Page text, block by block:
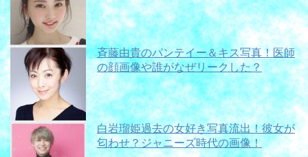
斉藤由貴のパンテイー＆キス写真！医師
の顔画像や誰がなぜリークした？
白岩瑠姫過去の女好き写真流出！彼女が
匂わせ？ジャニーズ時代の画像！